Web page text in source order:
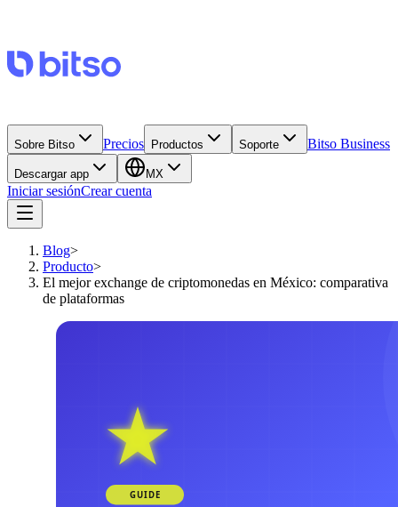
Sobre Bitso Precios Productos Soporte Bitso Business
Descargar app MX
Iniciar sesiónCrear cuenta
Blog>
Producto>
El mejor exchange de criptomonedas en México: comparativa
de plataformas